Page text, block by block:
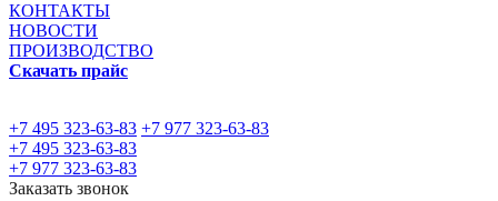
КОНТАКТЫ
НОВОСТИ
ПРОИЗВОДСТВО
Скачать прайс
+7 495 323-63-83 +7 977 323-63-83
+7 495 323-63-83
+7 977 323-63-83
Заказать звонок